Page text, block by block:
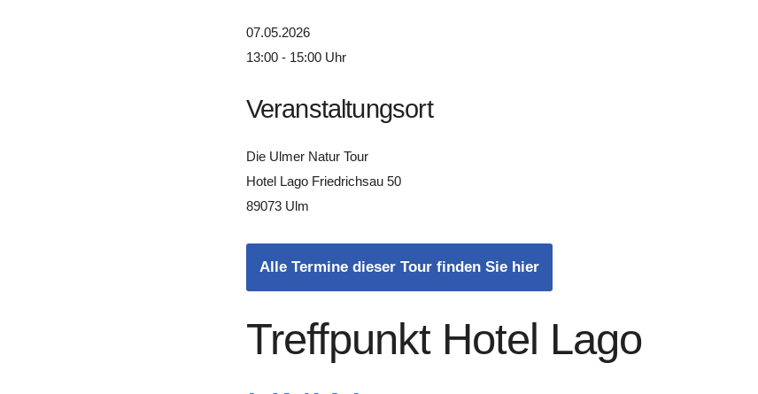
07.05.2026
13:00 - 15:00 Uhr
Veranstaltungsort
Die Ulmer Natur Tour
Hotel Lago Friedrichsau 50
89073 Ulm
Alle Termine dieser Tour finden Sie hier
Treffpunkt Hotel Lago